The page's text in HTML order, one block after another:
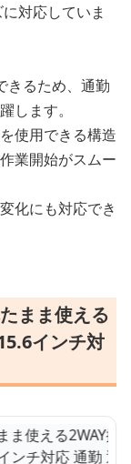
対応していま
きるため、通勤
します。
使用できる構造
業開始がスムー
化にも対応でき
まま使える
インチ対